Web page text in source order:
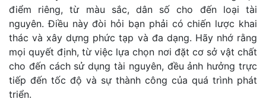
điểm riêng, từ màu sắc, dân số cho đến loại tài
nguyên. Điều này đòi hỏi bạn phải có chiến lược khai
thác và xây dựng phức tạp và đa dạng. Hãy nhớ rằng
mọi quyết định, từ việc lựa chọn nơi đặt cơ sở vật chất
cho đến cách sử dụng tài nguyên, đều ảnh hưởng trực
tiếp đến tốc độ và sự thành công của quá trình phát
triển.